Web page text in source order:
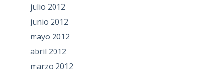
julio 2012
junio 2012
mayo 2012
abril 2012
marzo 2012